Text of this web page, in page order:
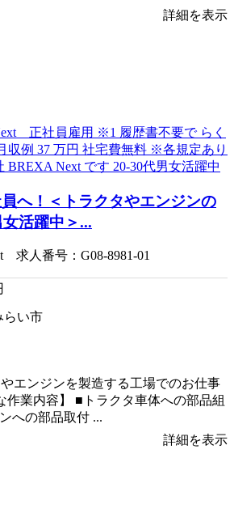
詳細を表示
へ！＜トラクタやエンジンの
活躍中＞...
求人番号：G08-8981-01
らい市
エンジンを製造する工場でのお仕事
業内容】 ■トラクタ車体への部品組
への部品取付 ...
詳細を表示